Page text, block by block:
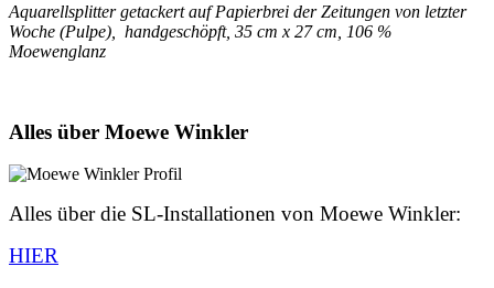
Aquarellsplitter getackert auf Papierbrei der Zeitungen von letzter
Woche (Pulpe), handgeschöpft, 35 cm x 27 cm, 106 %
Moewenglanz
Alles über Moewe Winkler
Alles über die SL-Installationen von Moewe Winkler:
HIER